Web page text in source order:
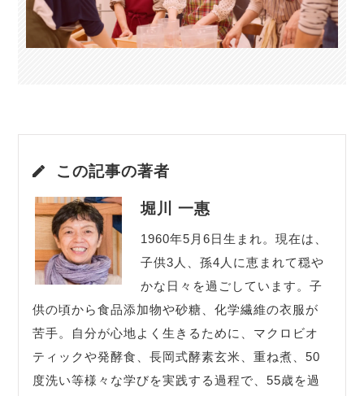
この記事の著者
堀川 一惠
1960年5月6日生まれ。現在は、
子供3人、孫4人に恵まれて穏や
かな日々を過ごしています。子
供の頃から食品添加物や砂糖、化学繊維の衣服が
苦手。自分が心地よく生きるために、マクロビオ
ティックや発酵食、長岡式酵素玄米、重ね煮、50
度洗い等様々な学びを実践する過程で、55歳を過